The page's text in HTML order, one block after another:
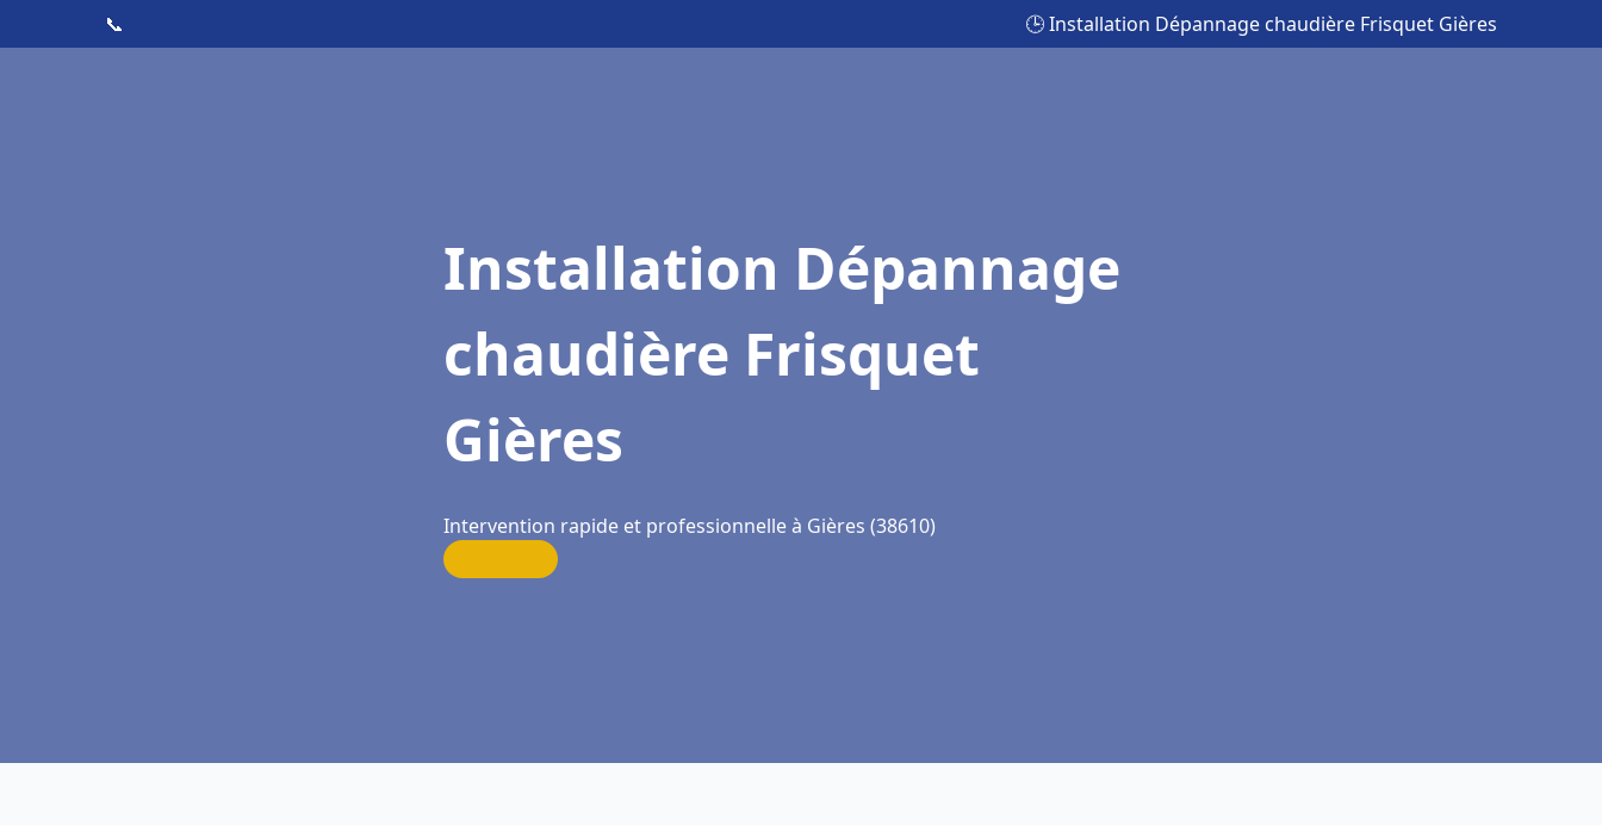
📞 🕒 Installation Dépannage chaudière Frisquet Gières
Installation Dépannage
chaudière Frisquet
Gières
Intervention rapide et professionnelle à Gières (38610)